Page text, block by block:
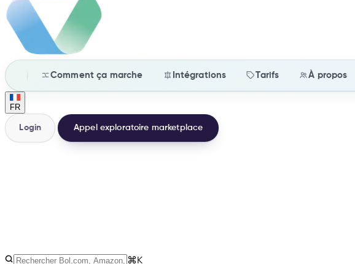
Comment ça marche Intégrations Tarifs À propos
FR
Login Appel exploratoire marketplace
3Types ⌘K